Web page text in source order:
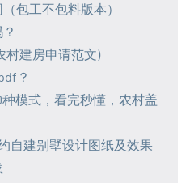
包工不包料版本）
村建房申请范文)
？
模式，看完秒懂，农村盖
自建别墅设计图纸及效果